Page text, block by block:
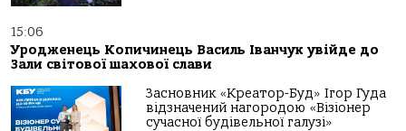
15:06
Уродженець Копичинець Василь Іванчук увійде до
Зали світової шахової слави
Засновник «Креатор-Буд» Ігор Гуда
відзначений нагородою «Візіонер
сучасної будівельної галузі»